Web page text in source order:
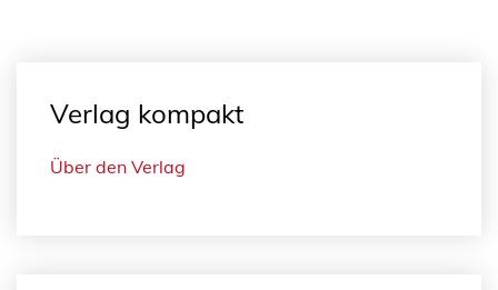
Verlag kompakt
Über den Verlag